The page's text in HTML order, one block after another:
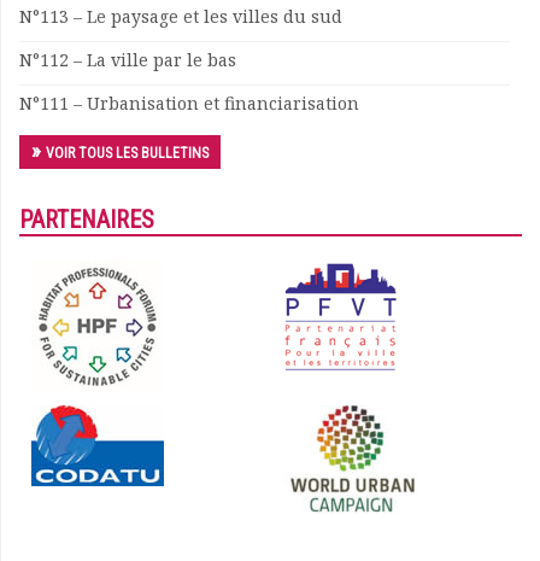
Matinales
Nos partenaires
Publications et rapports
Documents
Les adhérents
Offres d’emploi
Actualités
Nous contacter
N°113 – Le paysage et les villes du sud
N°112 – La ville par le bas
N°111 – Urbanisation et financiarisation
VOIR TOUS LES BULLETINS
PARTENAIRES